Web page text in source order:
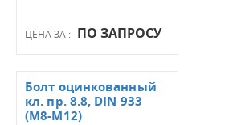
ЦЕНА ЗА : ПО ЗАПРОСУ
Болт оцинкованный
кл. пр. 8.8, DIN 933
(М8-М12)